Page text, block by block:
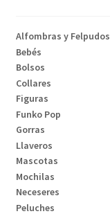
Alfombras y Felpudos
Bebés
Bolsos
Collares
Figuras
Funko Pop
Gorras
Llaveros
Mascotas
Mochilas
Neceseres
Peluches